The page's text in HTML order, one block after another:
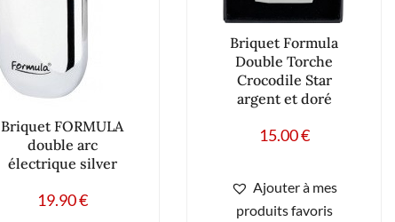
Briquet FORMULA
double arc
électrique silver
19.90€
Briquet Formula
Double Torche
Crocodile Star
argent et doré
15.00€
Ajouter à mes
produits favoris